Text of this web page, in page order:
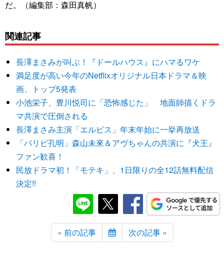
だ。（編集部：森田真帆）
関連記事
長澤まさみが叫ぶ！『ドールハウス』にハマるワケ
満足度が高い今年のNetflixオリジナル日本ドラマ＆映
画、トップ5発表
小池栄子、豊川悦司に「恐怖感じた」 地面師描くドラ
マ共演で圧倒される
長澤まさみ主演「エルピス」年末年始に一挙再放送
「パリピ孔明」森山未來＆アヴちゃんの共演に『犬王』
ファン歓喜！
民放ドラマ初！「モテキ」、1日限りの全12話無料配信
決定!!
« 前の記事 次の記事 »